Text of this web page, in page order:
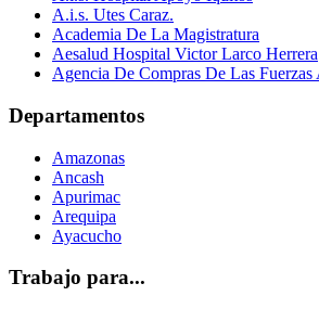
A.i.s. Utes Caraz.
Academia De La Magistratura
Aesalud Hospital Victor Larco Herrera
Agencia De Compras De Las Fuerzas
Departamentos
Amazonas
Ancash
Apurimac
Arequipa
Ayacucho
Trabajo para...